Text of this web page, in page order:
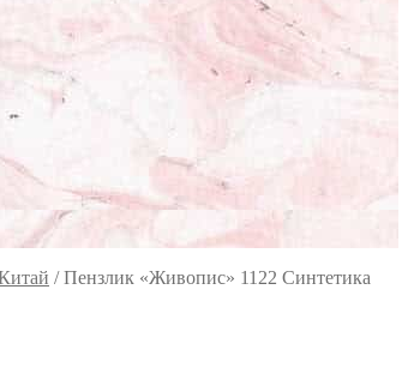
/Пензлик «Живопис» 1122 Синтетика